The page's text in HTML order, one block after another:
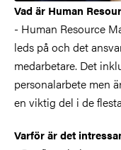
Vad är Human
- Human Resource
leds på och det
medarbetare. Det
personalarbete men
en viktig del i de
Varför är det